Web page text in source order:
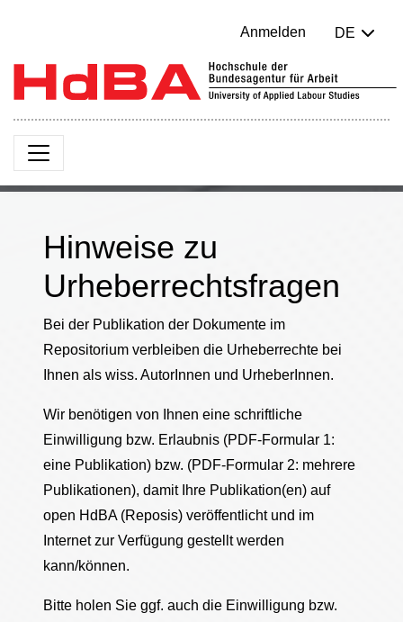
Anmelden DE
Hinweise zu
Urheberrechtsfragen
Bei der Publikation der Dokumente im
Repositorium verbleiben die Urheberrechte bei
Ihnen als wiss. AutorInnen und UrheberInnen.
Wir benötigen von Ihnen eine schriftliche
Einwilligung bzw. Erlaubnis (PDF-Formular 1:
eine Publikation) bzw. (PDF-Formular 2: mehrere
Publikationen), damit Ihre Publikation(en) auf
open HdBA (Reposis) veröffentlicht und im
Internet zur Verfügung gestellt werden
kann/können.
Bitte holen Sie ggf. auch die Einwilligung bzw.